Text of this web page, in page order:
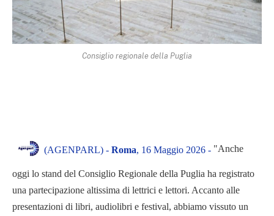
Consiglio regionale della Puglia
(AGENPARL) - Roma, 16 Maggio 2026 - "Anche
oggi lo stand del Consiglio Regionale della Puglia ha registrato
una partecipazione altissima di lettrici e lettori. Accanto alle
presentazioni di libri, audiolibri e festival, abbiamo vissuto un